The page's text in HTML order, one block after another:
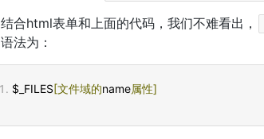
结合html表单和上面的代码，我们不难看出，
语法为：
$_FILES[文件域的name属性]